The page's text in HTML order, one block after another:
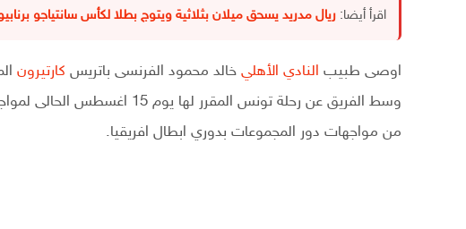
اقرأ أيضا: ريال مدريد يسحق ميلان بثلاثية ويتوج بطلا لكأس سانتياجو
اوصى طبيب النادي الأهلي خالد محمود الفرنسى باتريس كارتيرون
من مواجهات دور المجموعات بدوري ابطال افريقيا.